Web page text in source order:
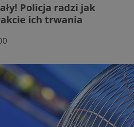
Policja radzi jak
ich trwania